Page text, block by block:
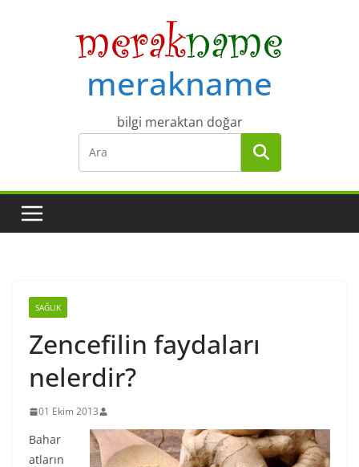
merakname
bilgi meraktan doğar
SAĞLIK
Zencefilin faydaları
nelerdir?
01 Ekim 2013
Bahar
atların